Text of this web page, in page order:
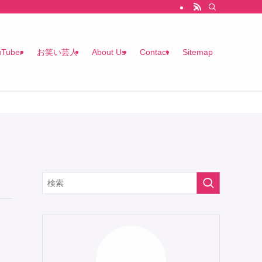
お笑い芸人 About Us Contact Sitemap